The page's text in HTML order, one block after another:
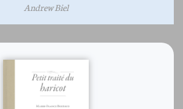
Andrew Biel